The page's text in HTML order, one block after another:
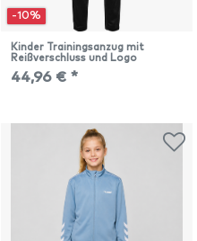
-10%
Kinder Trainingsanzug mit
Reißverschluss und Logo
44,96 € *